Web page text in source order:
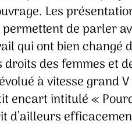
Les
de parler
qui ont bien changé
droits des femmes et
à vitesse grand
encart intitulé «
d’ailleurs